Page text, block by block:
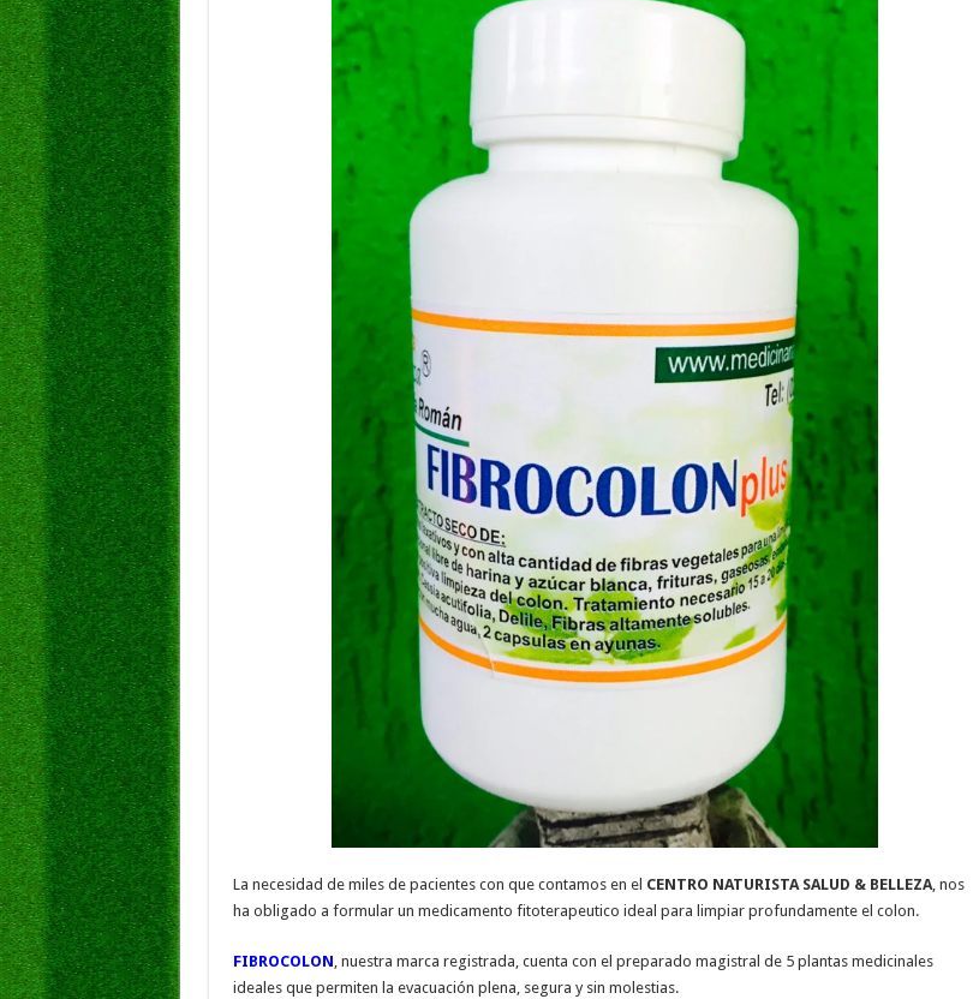
La necesidad de miles de pacientes con que contamos en el CENTRO NATURISTA SALUD & BELLEZA, nos
ha obligado a formular un medicamento fitoterapeutico ideal para limpiar profundamente el colon.
FIBROCOLON, nuestra marca registrada, cuenta con el preparado magistral de 5 plantas medicinales
ideales que permiten la evacuación plena, segura y sin molestias.